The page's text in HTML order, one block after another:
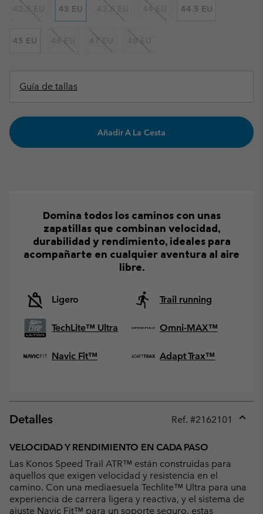
42.5 EU 43 EU 43.5 EU 44 EU 44.5 EU
45 EU 46 EU 47 EU 48 EU
Guía de tallas
Añadir A La Cesta
Domina todos los caminos con unas
zapatillas que combinan velocidad,
durabilidad y rendimiento, ideales para
acompañarte en cualquier aventura al aire
libre.
Ligero Trail running
TechLite™ Ultra Omni-MAX™
Navic Fit™ Adapt Trax™
Detalles Ref. #2162101
VELOCIDAD Y RENDIMIENTO EN CADA PASO
Las Konos Speed Trail ATR™ están construidas para
aquellos que exigen velocidad y resistencia en el
camino. Con una mediaesuela Techlite™ Ultra para una
experiencia de carrera ligera y reactiva, y el sistema de
ajuste Navic Fit™ para un soporte seguro, estas